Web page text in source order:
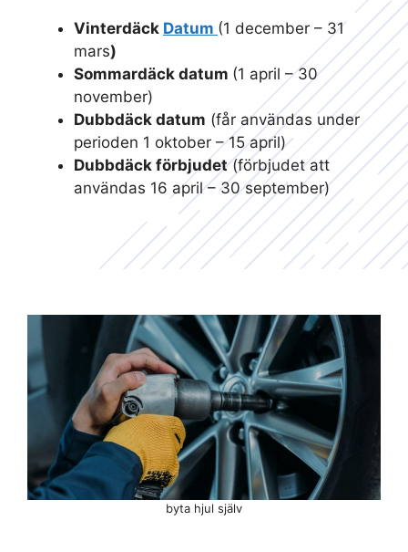
Vinterdäck Datum (1 december – 31
mars)
Sommardäck datum (1 april – 30
november)
Dubbdäck datum (får användas under
perioden 1 oktober – 15 april)
Dubbdäck förbjudet(förbjudet att
användas 16 april – 30 september)
byta hjul själv